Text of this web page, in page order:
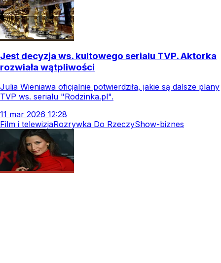
Jest decyzja ws. kultowego serialu TVP. Aktorka
rozwiała wątpliwości
Julia Wieniawa oficjalnie potwierdziła, jakie są dalsze plany
TVP ws. serialu "Rodzinka.pl".
11 mar 2026 12:28
Film i telewizjaRozrywka Do RzeczyShow-biznes